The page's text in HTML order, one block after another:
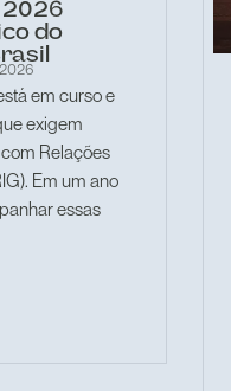
2026
do
em curso e
exigem
Relações
Em um ano
essas